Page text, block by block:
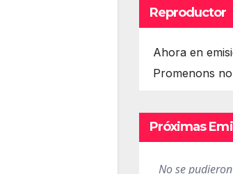
Reproductor
Ahora en
Promenons
Próximas